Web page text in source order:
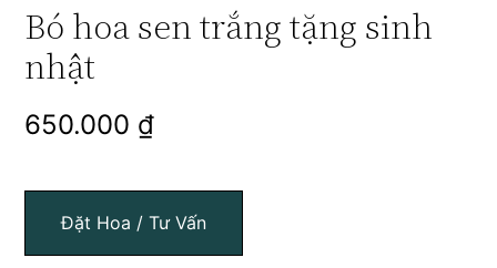
Bó hoa sen trắng tặng sinh
nhật
650.000 ₫
Đặt Hoa / Tư Vấn